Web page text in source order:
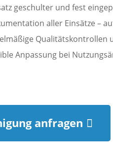
geschulter und fest
aller Einsätze –
Qualitätskontrollen
Anpassung bei
anfragen